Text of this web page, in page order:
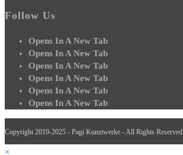
Follow Us
Opens In A New Tab
Opens In A New Tab
Opens In A New Tab
Opens In A New Tab
Opens In A New Tab
Opens In A New Tab
Copyright 2019-2025 - Pagi Kunstwerke - All Rights Reserved
×